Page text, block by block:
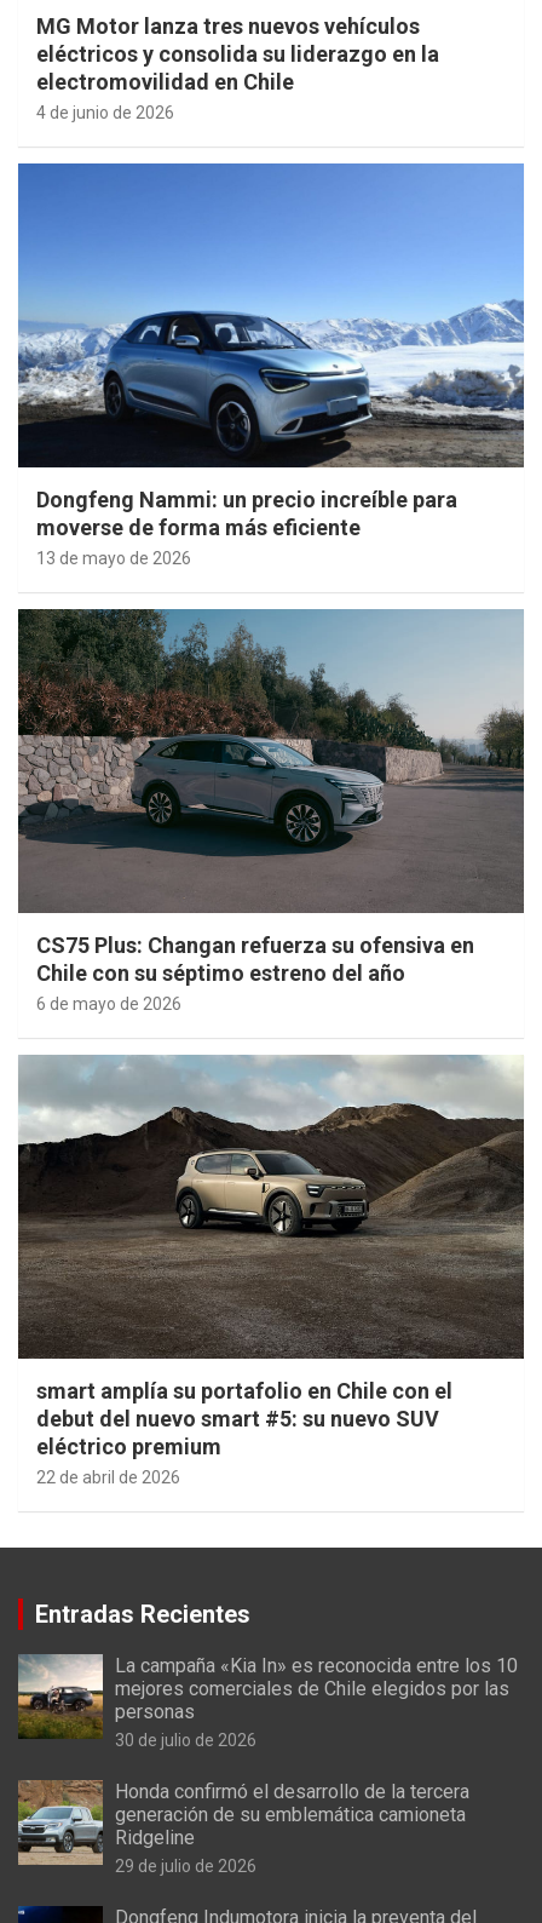
MG Motor lanza tres nuevos vehículos
eléctricos y consolida su liderazgo en la
electromovilidad en Chile
4 de junio de 2026
Dongfeng Nammi: un precio increíble para
moverse de forma más eficiente
13 de mayo de 2026
CS75 Plus: Changan refuerza su ofensiva en
Chile con su séptimo estreno del año
6 de mayo de 2026
smart amplía su portafolio en Chile con el
debut del nuevo smart #5: su nuevo SUV
eléctrico premium
22 de abril de 2026
Entradas Recientes
La campaña «Kia In» es reconocida entre los 10
mejores comerciales de Chile elegidos por las
personas
30 de julio de 2026
Honda confirmó el desarrollo de la tercera
generación de su emblemática camioneta
Ridgeline
29 de julio de 2026
Dongfeng Indumotora inicia la preventa del